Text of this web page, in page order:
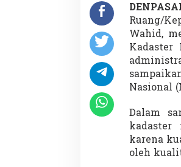
Ruang/
Wahid,
Kadaster
Nasional
Dalam
kadaster
karena
oleh